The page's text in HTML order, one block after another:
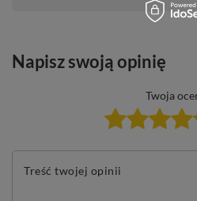
Napisz swoją opinię
Twoja
Treść twojej opinii